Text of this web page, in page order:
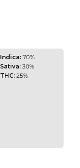
Indica: 70%
Sativa: 30%
THC: 25%